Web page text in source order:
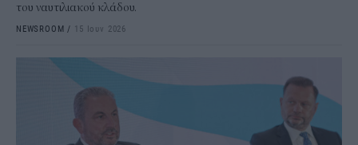
του ναυτιλιακού κλάδου.
NEWSROOM / 15 Ιουν 2026